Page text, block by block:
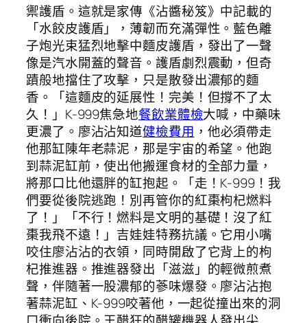
禦護盾。這就是家傳《沾醬秘笈》中記載的
「水餃皮護盾」，薄韌而充滿彈性。藍色離
子炮光束猛烈地擊中麵皮護盾，發出了一聲
像是汽水開蓋的聲音。護盾劇烈震動，但奇
蹟般地擋住了攻擊，只是散發出濃郁的麵
香。「這麵皮的延展性！完美！但撐不了太
久！」K-999焦急地餐飲業體檢大喊，中藥味
更濃了。廖沾沾知道健檢費用 ，他必須帶走
他那缸陳年老蒜泥，那是宇宙的希望。他跑
到蒜泥缸前，使出他搬運食材的全部力量，
將那口比他還胖的缸抱起。「走！K-999！我
們要從後院逃跑！別再管你的紅棗枸杞燃料
了！」「不行！燃料是文明的基礎！沒了紅
棗我飛不遠！」吉娃娃特務抗議。它用小嘴
咬住廖沾沾的衣領，同時開啟了它背上的枸
杞推進器。推進器發出「滋滋」的輕微煎煮
聲，伴隨著一股濃郁的蔘味爆發。廖沾沾抱
著蒜泥缸、K-999咬著他，一起從撞出來的洞